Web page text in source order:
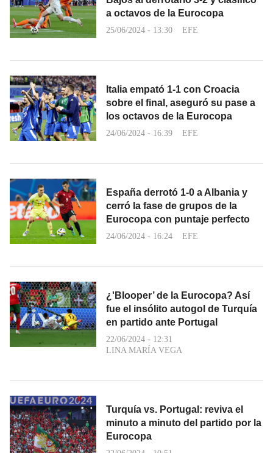
a octavos de la Eurocopa
25/06/2024 - 13:30 EFE
Italia empató 1-1 con Croacia
sobre el final, aseguró su pase a
los octavos de la Eurocopa
24/06/2024 - 16:39 EFE
España derrotó 1-0 a Albania y
cerró la fase de grupos de la
Eurocopa con puntaje perfecto
24/06/2024 - 16:24 EFE
¿'Blooper’ de la Eurocopa? Así
fue el insólito autogol de Turquía
en partido ante Portugal
22/06/2024 - 12:31
LINA MARÍA VEGA
Turquía vs. Portugal: reviva el
minuto a minuto del partido por la
Eurocopa